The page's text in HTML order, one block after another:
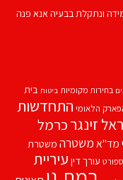
ונתקלת בבעיה אנא פנה
בחירות מקומיות ביטוח בית
הלאומי התחדשות
זינגרכרמל
מד''אמשטרה משטרת
ספורט עורך דין עיריית